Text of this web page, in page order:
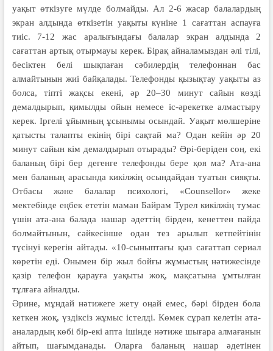
уақыт өт­кізуге мүлде болмайды. Ал 2-6 жасар балалардың
экран алдында өткізетін уақыты күніне 1 сағаттан аспауға
тиіс. 7-12 жас аралы­ғындағы балалар экран алдында 2
сағаттан артық отырмауы керек. Бірақ айналамыздан әлі тілі,
бесіктен белі шықпаған сәбилердің телефоннан бас
алмайтынын жиі бай­қалады. Телефонды қызықтау уақыты аз
болса, тіпті жақсы екені, әр 20–30 минут сайын көзді
демалдырып, қи­мылды ойын немесе іс-әрекетке алмас­тыру
керек. Іргелі ұйымның ұсынымы осындай. Уақыт мөлшеріне
қатысты талапты екінің бірі сақтай ма? Одан кейін әр 20
минут сайын кім демалдырып отырады? Әрі-беріден соң, екі
баланың бірі бер дегенге телефонды бере қоя ма? Ата-ана
мен баланың арасында кикілжің осындайдан туатын сияқты.
Отбасы және балалар психологі, «Counsellor» жеке
мектебінде еңбек ететін маман Байрам Турел кикілжің тумас
үшін ата-ана балада нашар әдеттің бірден, кенеттен пайда
болмайтынын, сәйкесінше одан тез арылып кетпейтінін
түсінуі керегін айтады. «10-сыныптағы қыз сағаттап сериал
көретін еді. Онымен бір жыл бойғы жұмыстың нәтижесінде
қазір телефон қарауға уақыты жоқ, мақсатына ұмтылған
тұлғаға айналды.
Әрине, мұндай нәтижеге жету оңай емес, бәрі бірден бола
кеткен жоқ, үздіксіз жұмыс істелді. Көмек сұрап келетін ата-
аналардың көбі бір-екі апта ішінде нәтиже шығара алмағанын
айтып, шағымданады. Оларға баланың нашар әдетінен